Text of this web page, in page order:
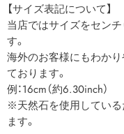
【サイズ表記について】
当店ではサイズをセンチ
す。
海外のお客様にもわか
ております。
例：16cm（約6.30inch）
※天然石を使用している
ます。